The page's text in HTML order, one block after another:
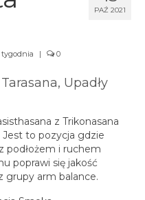
PAŹ 2021
tygodnia | 0
Upadły
z Trikonasana
to pozycja gdzie
podłożem i ruchem
poprawi się jakość
grupy arm balance.